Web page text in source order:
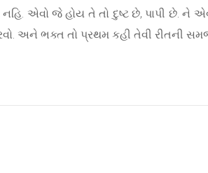
નહિ. એવો જે હોય તે તો દુષ્ટ છે, પાપી
અને ભક્ત તો પ્રથમ કહી તેવી રીતની